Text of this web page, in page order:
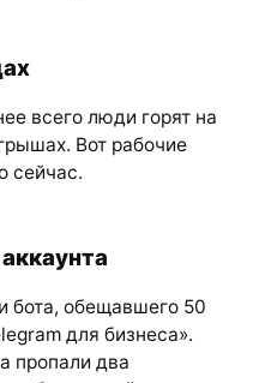
всего люди горят на
Вот рабочие
сейчас.
бота, обещавшего 50
для бизнеса».
пропали два